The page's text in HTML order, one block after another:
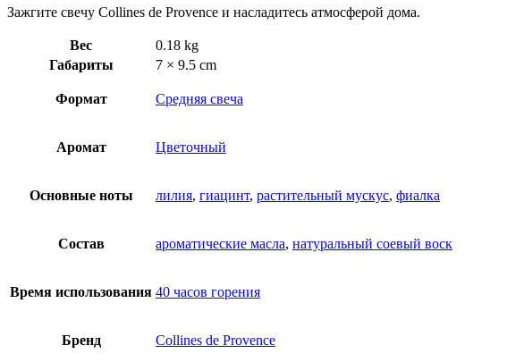
Зажгите свечу Collines de Provence и насладитесь атмосферой дома.
Вес
0.18 kg
Габариты
7 × 9.5 cm
Формат Средняя свеча
Аромат Цветочный
Основные ноты лилия, гиацинт, растительный мускус, фиалка
Состав ароматические масла, натуральный соевый воск
Время использования 40 часов горения
Бренд Collines de Provence